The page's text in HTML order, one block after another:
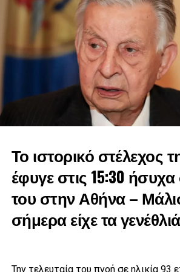
λείπει αυτές τις εποχές. Για όλα αυτά η
μεγάλη μας παράταξη, η Νέα
ευχαριστεί.0
Στη μακρά πορεία του ανέλαβε όποια
και ήταν παρών σε όποια μάχη και αν
δώσει. Με ξεχωριστή την αναθεώρηση
του 1961», είπε και μοιράστηκε και
με τον πολιτικό που έφυγε από τη ζωή.
Το ιστορικό στέλεχος
έφυγε στις 15:30 ήσυχα
του στην Αθήνα –
σήμερα είχε τα
Την τελευταία του πνοή σε ηλικία 93